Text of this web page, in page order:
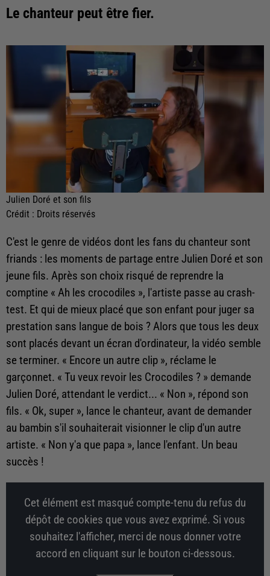
Le chanteur peut être fier.
Julien Doré et son fils
Crédit : Droits réservés
C'est le genre de vidéos dont les fans du chanteur sont
friands : les moments de partage entre Julien Doré et son
jeune fils. Après son choix risqué de reprendre la
comptine « Ah les crocodiles », l'artiste passe au crash-
test. Et qui de mieux placé que son enfant pour juger sa
prestation sans langue de bois ? Alors que tous les deux
sont placés devant un écran d'ordinateur, la vidéo semble
se terminer. « Encore un autre clip », réclame le
garçonnet. « Tu veux revoir les Crocodiles ? » demande
Julien Doré, attendant le verdict... « Non », répond son
fils. « Ok, super », lance le chanteur, avant de demander
au bambin s'il souhaiterait visionner le clip d'un autre
artiste. « Non y'a que papa », lance l'enfant. Un beau
succès !
Cet élément est masqué compte-tenu du refus du
dépôt de cookies que vous avez exprimé. Si vous
souhaitez l'afficher, merci de nous donner votre
accord en cliquant sur le bouton ci-dessous.